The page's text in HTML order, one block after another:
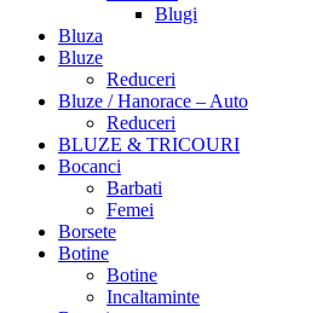
Blugi
Bluza
Bluze
Reduceri
Bluze / Hanorace – Auto
Reduceri
BLUZE & TRICOURI
Bocanci
Barbati
Femei
Borsete
Botine
Botine
Incaltaminte